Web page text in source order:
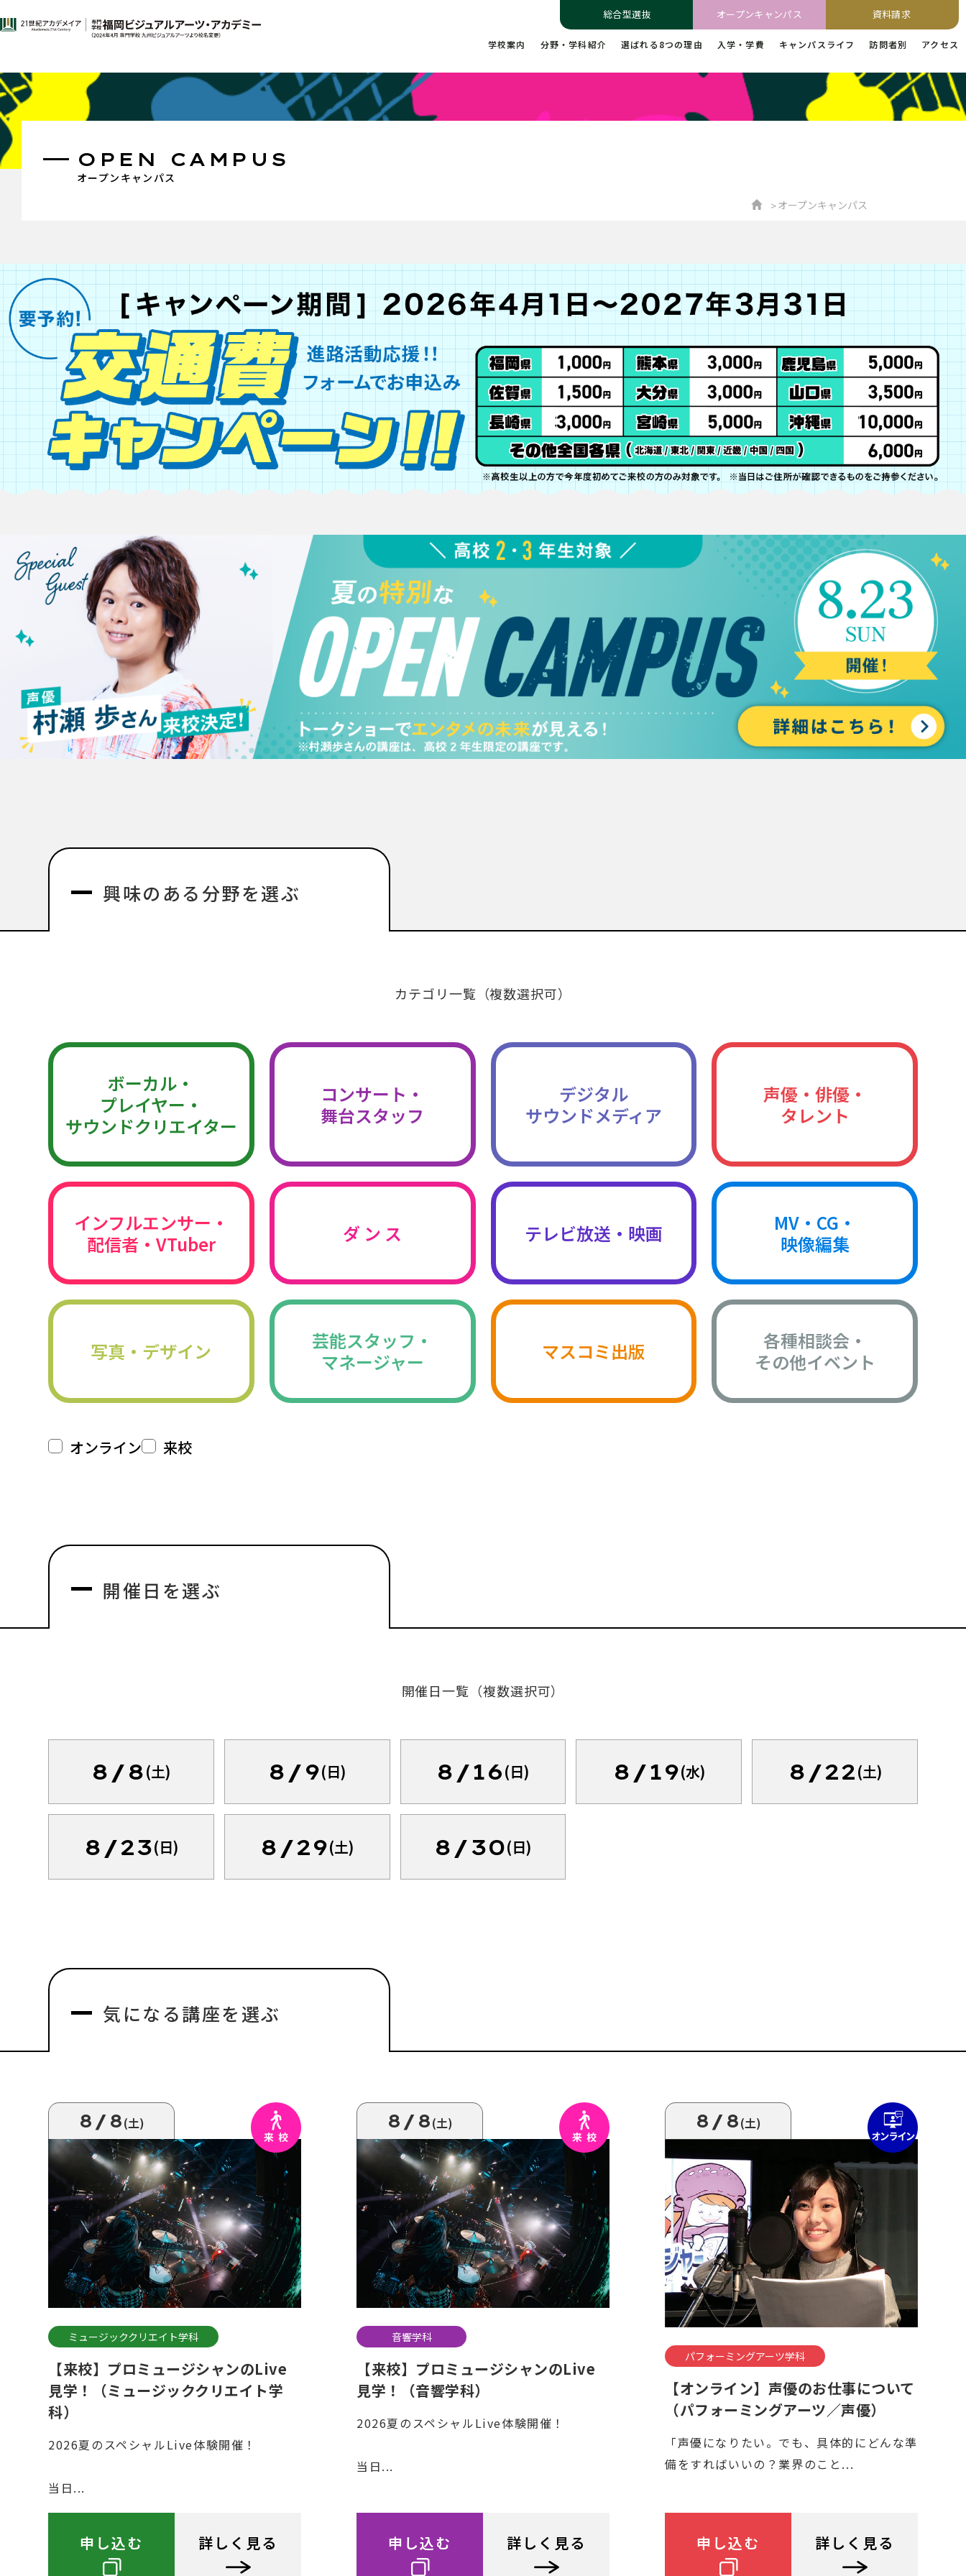
総合型選抜 オープンキャンパス 資料請求
学校案内 分野・学科紹介 選ばれる8つの理由 入学・学費 キャンパスライフ 訪問者別 アクセス
オープンキャンパス
OPEN CAMPUS
オープンキャンパス
興味のある分野を選ぶ
カテゴリ一覧（複数選択可）
ボーカル・
プレイヤー・
サウンドクリエイター
コンサート・
舞台スタッフ
デジタル
サウンドメディア
声優・俳優・
タレント
インフルエンサー・
配信者・VTuber
ダ ン ス テレビ放送・映画
MV・CG・
映像編集
写真・デザイン
芸能スタッフ・
マネージャー
マスコミ出版
各種相談会・
その他イベント
オンライン 来校
開催日を選ぶ
開催日一覧（複数選択可）
8/8(土) 8/9(日) 8/16(日) 8/19(水) 8/22(土)
8/23(日) 8/29(土) 8/30(日)
気になる講座を選ぶ
8/8(土)
ミュージッククリエイト学科
【来校】プロミュージシャンのLive
見学！（ミュージッククリエイト学
科）
2026夏のスペシャルLive体験開催！
当日...
申し込む 詳しく見る
8/8(土)
音響学科
【来校】プロミュージシャンのLive
見学！（音響学科）
2026夏のスペシャルLive体験開催！
当日...
申し込む 詳しく見る
8/8(土)
パフォーミングアーツ学科
【オンライン】声優のお仕事について
（パフォーミングアーツ／声優）
「声優になりたい。でも、具体的にどんな準
備をすればいいの？業界のこと...
申し込む 詳しく見る